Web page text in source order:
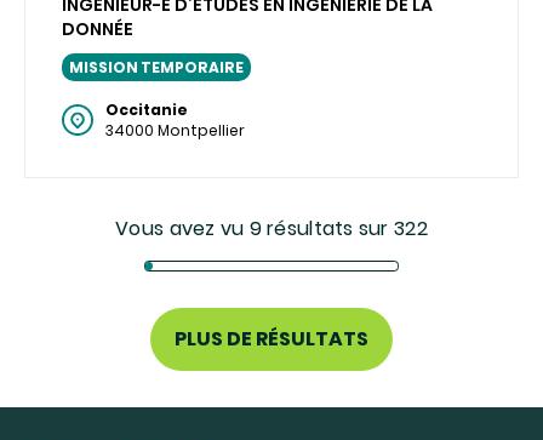
INGÉNIEUR-E D’ÉTUDES EN INGÉNIERIE DE LA
DONNÉE
MISSION TEMPORAIRE
Occitanie
34000 Montpellier
Vous avez vu 9 résultats sur 322
PLUS DE RÉSULTATS